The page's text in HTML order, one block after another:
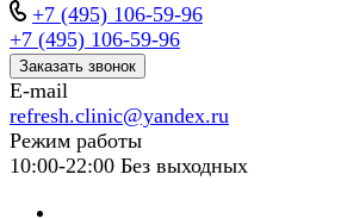
+7 (495) 106-59-96
+7 (495) 106-59-96
Заказать звонок
E-mail
refresh.clinic@yandex.ru
Режим работы
10:00-22:00 Без выходных